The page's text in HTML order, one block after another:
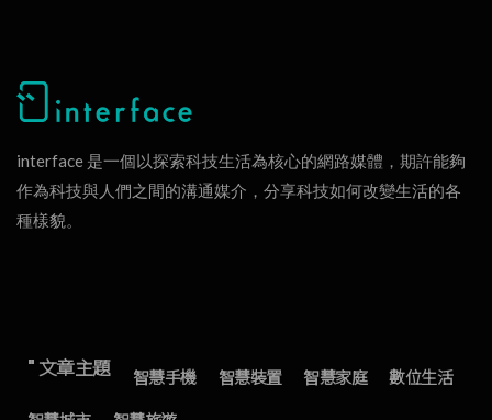
interface 是一個以探索科技生活為核心的網路媒體，期許能夠
作為科技與人們之間的溝通媒介，分享科技如何改變生活的各
種樣貌。
" 文章主題 智慧手機 智慧裝置 智慧家庭
數位生活